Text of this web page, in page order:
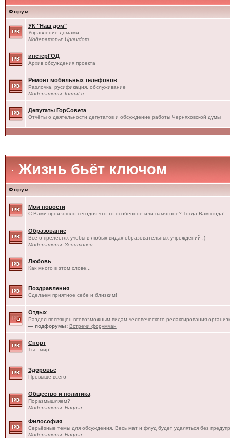
Форум
УК "Наш дом"
Управление домами
Модераторы: Upravdom
инстерГОД
Архив обсуждения проекта
Ремонт мобильных телефонов
Разлочка, русификация, обслуживание
Модераторы: format:c
Депутаты ГорСовета
Отчёты о деятельности депутатов и обсуждение работы Черняховской думы
Жизнь бьёт ключом
Форум
Мои новости
С Вами произошло сегодня что-то особенное или памятное? Тогда Вам сюда!
Образование
Все о прелестях учебы в любых видах образовательных учреждений :)
Модераторы: Зенитовец
Любовь
Как много в этом слове...
Поздравления
Сделаем приятное себе и близким!
Отдых
Раздел посвящен всевозможным видам человеческого релаксирования
— подфорумы: Встречи форумчан
Спорт
Ты - мир!
Здоровье
Превыше всего
Общество и политика
Поразмышляем?
Модераторы: Ragnar
Философия
Серьёзные темы для обсуждения. Весь мат и флуд будет удаляться без
Модераторы: Ragnar